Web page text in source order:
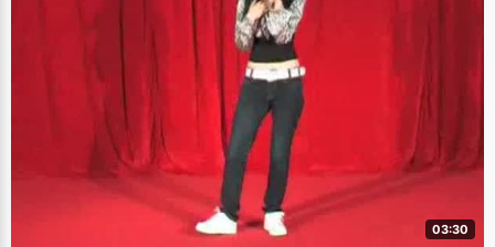
年级以后，他就在县城里买了套不大的房子，借此得以把女儿送到了县城的
小学里读书，这里的硬件设施和教育水平比村子里要好得多。在县城里，查
方梅过着半寄宿的学习生活，一周六天在学校里吃住，只有周天才能回家，
那么小的孩子就要学着规律自己的作息，自己洗衣服，做饭，整理房间，加
上家里人无暇照顾，自立能力得到很快的提高，同学们对她的印象都是"这个
中时候的查方梅，怎么都不像一个能当状元的人，因为她的成绩实在平
平，"那时候爸爸妈妈也不管我成绩，加上贪玩，没找到学习的感觉，成绩一
直都不好，"查方梅有些不好意思，"中考的时候更是因为失误没能考上重点
高中，不得已还花了几千块钱才进入高中的大门。" 初入高中的时候，查方梅
的成绩属于快垫底的那种了，不过她自己倒也不怎么着急，每天还是一样的
上课，作业，心中也没有太多的梦想和期望，直到高二上学期的期中考试，
成绩一直不好的她考居然考了年级60名，"那一次对我震动挺大的，突然意识
03:30